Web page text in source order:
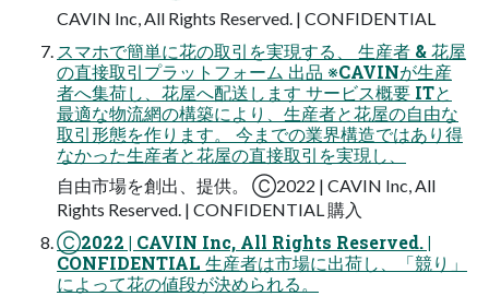
CAVIN Inc, All Rights Reserved. | CONFIDENTIAL
スマホで簡単に花の取引を実現する、 生産者 & 花屋
の直接取引プラットフォーム 出品 ※CAVINが生産
者へ集荷し、花屋へ配送します サービス概要 ITと
最適な物流網の構築により、生産者と花屋の自由な
取引形態を作ります。 今までの業界構造ではあり得
なかった生産者と花屋の直接取引を実現し、
自由市場を創出、提供。 Ⓒ2022 | CAVIN Inc, All
Rights Reserved. | CONFIDENTIAL 購入
Ⓒ2022 | CAVIN Inc, All Rights Reserved. |
CONFIDENTIAL 生産者は市場に出荷し、「競り」
によって花の値段が決められる。